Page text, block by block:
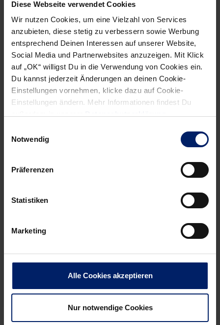
Diese Webseite verwendet Cookies
Wir nutzen Cookies, um eine Vielzahl von Services
anzubieten, diese stetig zu verbessern sowie Werbung
entsprechend Deinen Interessen auf unserer Website,
Social Media und Partnerwebsites anzuzeigen. Mit Klick
auf „OK“ willigst Du in die Verwendung von Cookies ein.
Du kannst jederzeit Änderungen an deinen Cookie-
Einstellungen vornehmen, klicke dazu auf Cookie-
Einstellungen ändern. Mehr Informationen findest Du
Notwendig
Präferenzen
Statistiken
Marketing
Alle Cookies akzeptieren
Nur notwendige Cookies
Spielfilm: 1:0, 2:1, 5:1, 5:4, 7:4, 8:5, 9:8, 15:8, 16:10, 17:11
(HZ), 17:13, 20:13, 22:14, 24:14, 24:17, 25:17, 25:18, 26:21,
28:21, 28:23, 30:23, 30:26, 31:26, 32:27 (EN)
NEWSLETTER
informiert werden willst, kannst du den Rhein-Neckar Löwen
navigation
Weihnachtsfest
muss
WM
absagen